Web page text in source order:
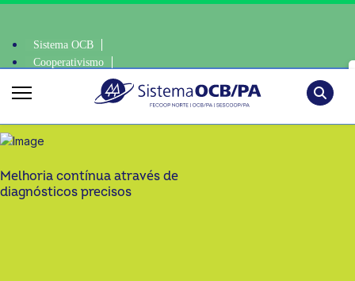
Sistema OCB
Cooperativismo
Melhoria contínua através de
diagnósticos precisos